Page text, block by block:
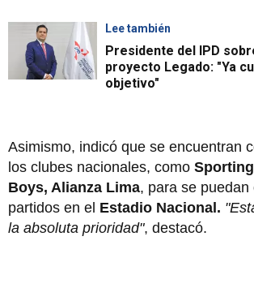
Lee también
Presidente del IPD
proyecto Legado: "Ya
objetivo"
Asimismo, indicó que se encuentran
los clubes nacionales, como
Boys, Alianza Lima, para se puedan
partidos en el Estadio Nacional.
la absoluta prioridad", destacó.